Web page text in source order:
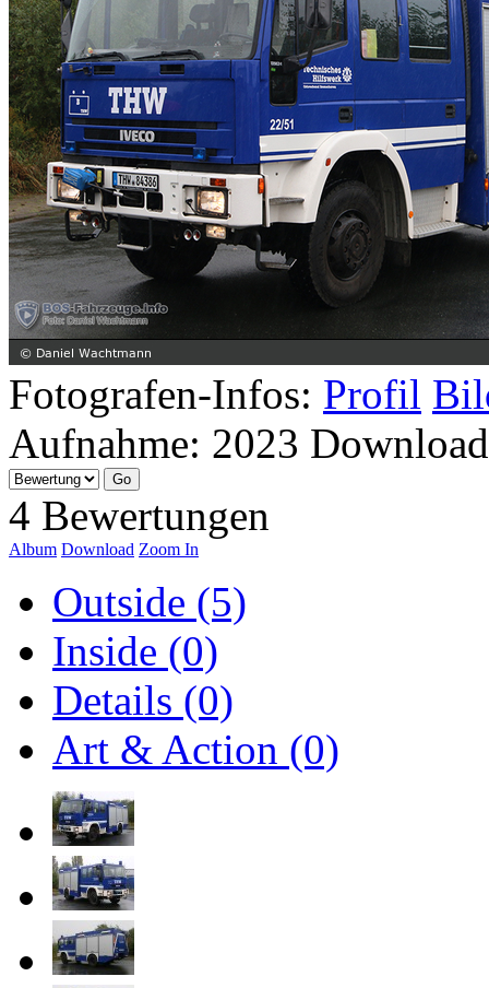
Fotografen-Infos: Profil
Aufnahme: 2023
4 Bewertungen
Album Download Zoom In
Outside (5)
Inside (0)
Details (0)
Art & Action (0)